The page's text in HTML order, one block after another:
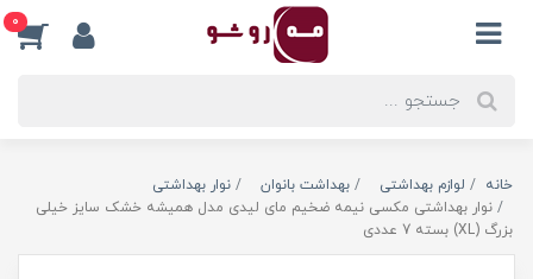
0
خانه لوازم بهداشتی بهداشت بانوان
نوار بهداشتی
نوار بهداشتی مکسی نیمه ضخیم مای لیدی مدل همیشه خشک سایز خیلی
بزرگ (XL) بسته 7 عددی